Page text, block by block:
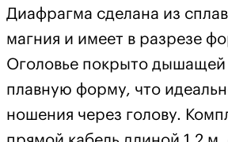
Диафрагма сделана из
магния и имеет в разрезе
Оголовье покрыто дышащей
плавную форму, что
ношения через голову.